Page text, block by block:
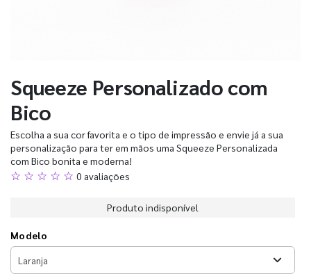
Squeeze Personalizado com
Bico
Escolha a sua cor favorita e o tipo de impressão e envie já a sua
personalização para ter em mãos uma Squeeze Personalizada
com Bico bonita e moderna!
☆ ☆ ☆ ☆ ☆ 0 avaliações
Produto indisponível
Modelo